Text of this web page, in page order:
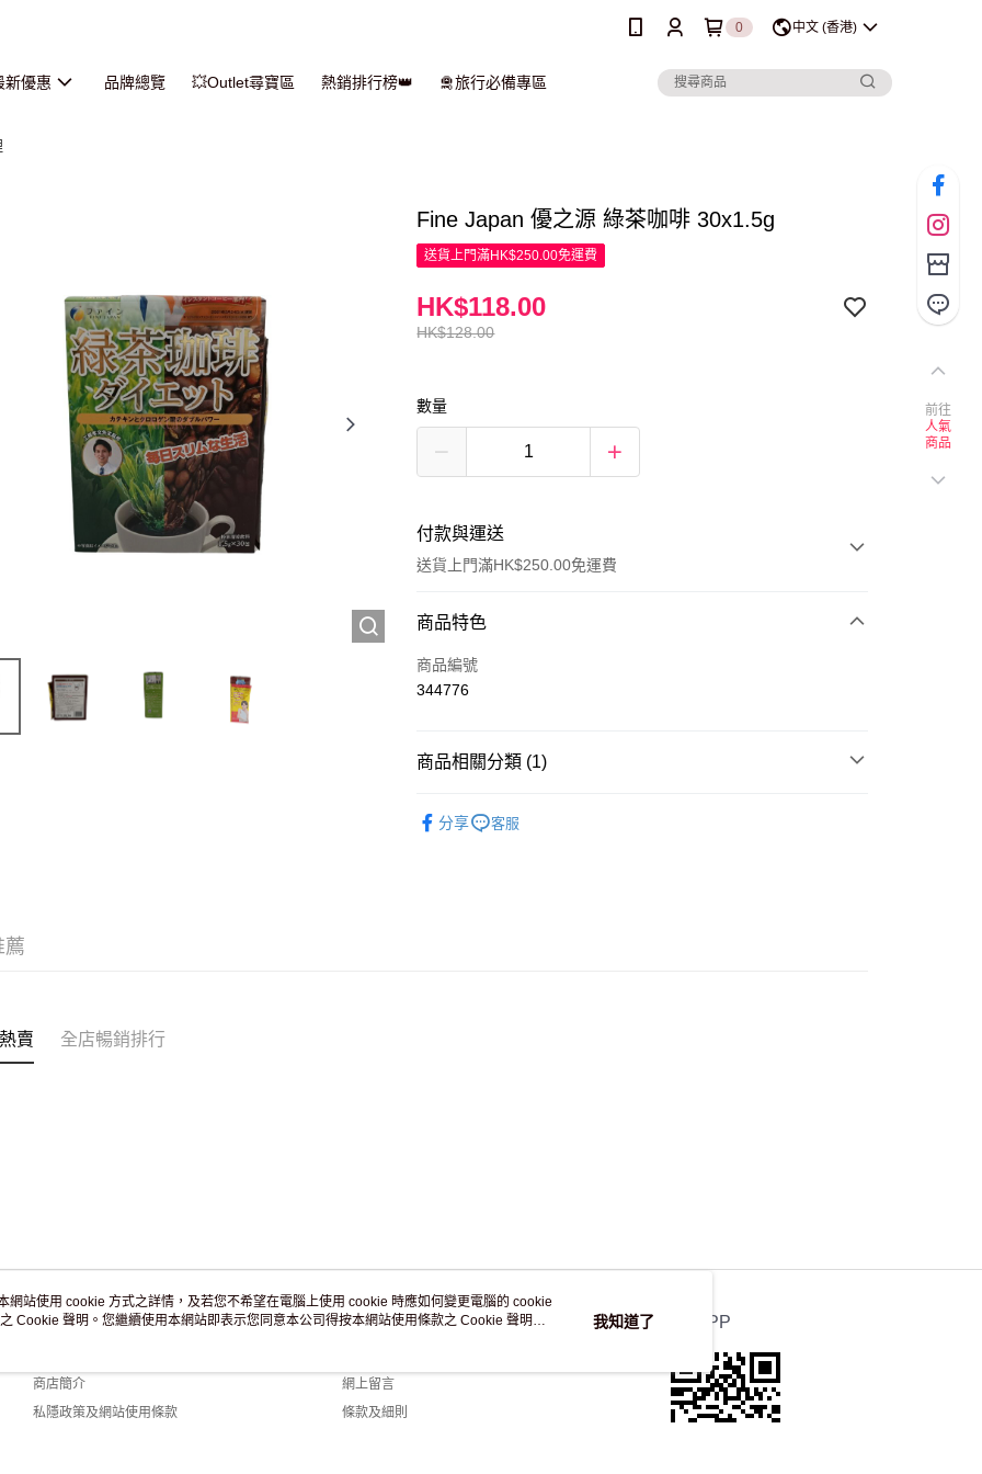
0 中文 (香港)
新優惠 品牌總覽 💥Outlet尋寶區 熱銷排行榜👑 🛅旅行必備專區
Fine Japan 優之源 綠茶咖啡 30x1.5g
送貨上門滿HK$250.00免運費
HK$128.00
HK$118.00
數量
付款與運送
送貨上門滿HK$250.00免運費
付款方式
信用卡
商品特色
商品編號
344776
商品相關分類 (1)
分享
客服
薦
賣 全店暢銷排行
關於我們
商店簡介
私隱政策及網站使用條款
客戶服務
網上留言
條款及細則
官方APP
前往
人氣
商品
網站使用 cookie 方式之詳情，及若您不希望在電腦上使用 cookie 時應如何變更電腦的 cookie
Cookie 聲明。您繼續使用本網站即表示您同意本公司得按本網站使用條款之 Cookie 聲明使
我知道了